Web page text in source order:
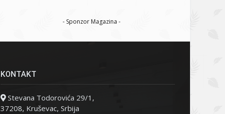
- Sponzor Magazina -
KONTAKT
Stevana Todorovića 29/1,
37208, Kruševac, Srbija